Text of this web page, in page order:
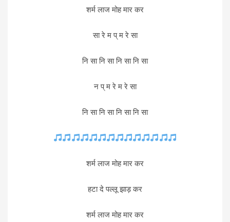
शर्म लाज मोह मार कर
सा रे म प् म रे सा
नि सा नि सा नि सा नि सा
न प् म रे म रे सा
नि सा नि सा नि सा नि सा
शर्म लाज मोह मार कर
हटा दे पल्लू झाड़ कर
शर्म लाज मोह मार कर